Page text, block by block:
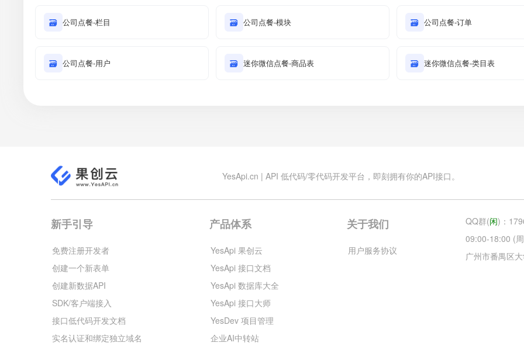
🗃 公司点餐-栏目 🗃 公司点餐-模块 🗃 公司点餐-订单
🗃 公司点餐-用户 🗃 迷你微信点餐-商品表 🗃 迷你微信点餐-类目表
YesApi.cn | API 低代码/零代码开发平台，即刻拥有你的API接口。
新手引导
免费注册开发者
创建一个新表单
创建新数据API
SDK/客户端接入
接口低代码开发文档
实名认证和绑定独立域名
产品体系
YesApi 果创云
YesApi 接口文档
YesApi 数据库大全
YesApi 接口大师
YesDev 项目管理
企业AI中转站
关于我们
用户服务协议
QQ群(闲)：
09:00-18:00 (
广州市番禺区